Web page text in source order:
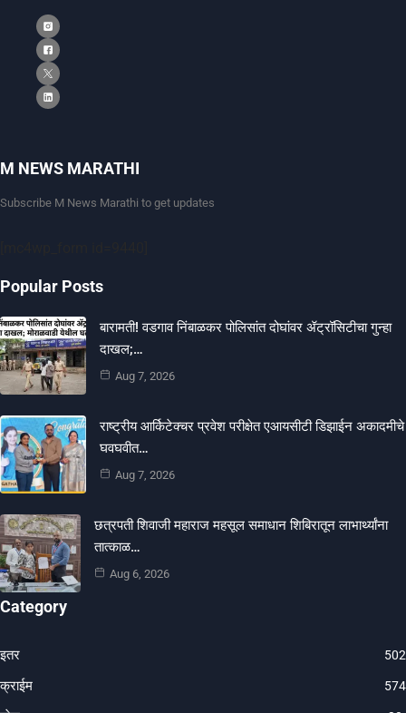
M NEWS MARATHI
Subscribe M News Marathi to get updates
Popular Posts
बारामती! वडगाव निंबाळकर पोलिसांत दोघांवर ॲट्रॉसिटीचा गुन्हा
दाखल;…
Aug 7, 2026
राष्ट्रीय आर्किटेक्चर प्रवेश परीक्षेत एआयसीटी डिझाईन अकादमीचे
घवघवीत…
Aug 7, 2026
छत्रपती शिवाजी महाराज महसूल समाधान शिबिरातून लाभार्थ्यांना
तात्काळ…
Aug 6, 2026
Category
इतर 502
क्राईम 574